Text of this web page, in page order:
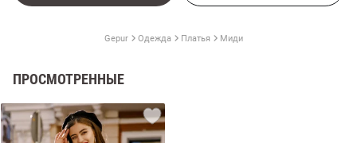
Gepur Одежда Платья Миди
ПРОСМОТРЕННЫЕ